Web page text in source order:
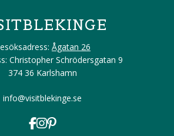
Ågatan 26
Christopher Schrödersgatan 9
374 36 Karlshamn
info@visitblekinge.se